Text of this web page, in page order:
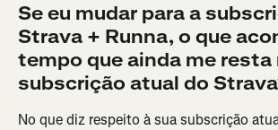
Se eu mudar para a
Strava + Runna, o que
tempo que ainda me resta
subscrição atual do
No que diz respeito à sua subscrição